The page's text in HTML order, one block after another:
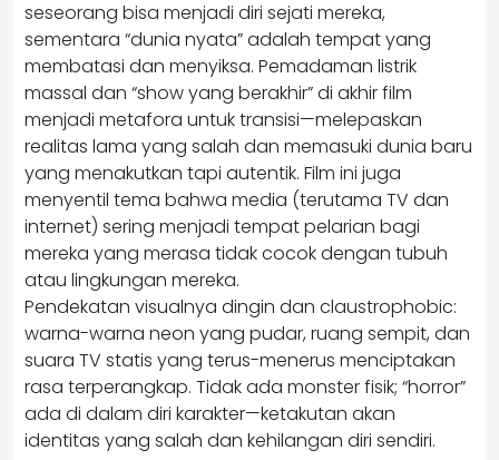
seseorang bisa menjadi diri sejati mereka,
sementara “dunia nyata” adalah tempat yang
membatasi dan menyiksa. Pemadaman listrik
massal dan “show yang berakhir” di akhir film
menjadi metafora untuk transisi—melepaskan
realitas lama yang salah dan memasuki dunia baru
yang menakutkan tapi autentik. Film ini juga
menyentil tema bahwa media (terutama TV dan
internet) sering menjadi tempat pelarian bagi
mereka yang merasa tidak cocok dengan tubuh
atau lingkungan mereka.
Pendekatan visualnya dingin dan claustrophobic:
warna-warna neon yang pudar, ruang sempit, dan
suara TV statis yang terus-menerus menciptakan
rasa terperangkap. Tidak ada monster fisik; “horror”
ada di dalam diri karakter—ketakutan akan
identitas yang salah dan kehilangan diri sendiri.